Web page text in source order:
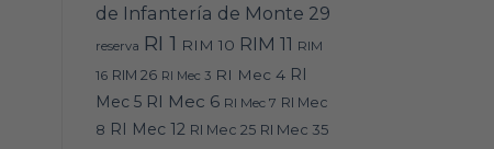
de Infantería de Monte 29
reserva RI 1 RIM 10 RIM 11 RIM
16 RIM 26 RI Mec 3 RI Mec 4 RI
Mec 5 RI Mec 6 RI Mec 7 RI Mec
8 RI Mec 12 RI Mec 25 RI Mec 35